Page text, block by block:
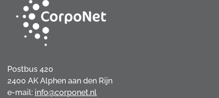
Postbus 420
2400 AK Alphen aan den Rijn
e-mail: info@corponet.nl